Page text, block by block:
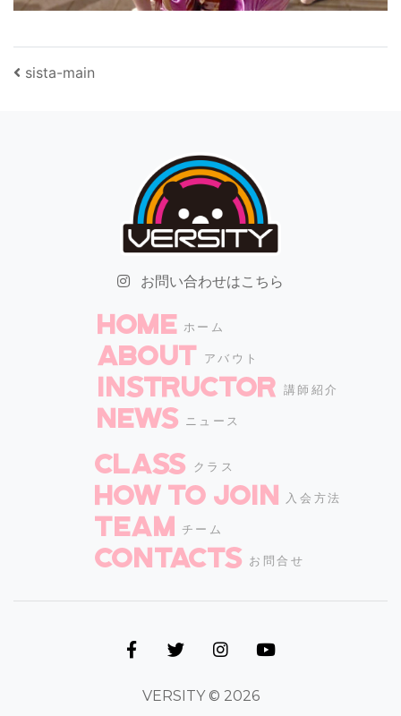
投稿ナビゲーション
sista-main
お問い合わせはこちら
HOME ホーム
ABOUT アバウト
INSTRUCTOR 講師紹介
NEWS ニュース
CLASS クラス
How to join 入会方法
TEAM チーム
CONTACTS お問合せ
VERSITY © 2026